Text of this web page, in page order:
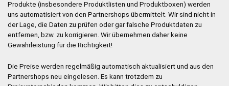
Produkte (insbesondere Produktlisten und Produktboxen) werden
uns automatisiert von den Partnershops übermittelt. Wir sind nicht in
der Lage, die Daten zu prüfen oder gar falsche Produktdaten zu
entfernen, bzw. zu korrigieren. Wir übernehmen daher keine
Gewährleistung für die Richtigkeit!
Die Preise werden regelmäßig automatisch aktualisiert und aus den
Partnershops neu eingelesen. Es kann trotzdem zu